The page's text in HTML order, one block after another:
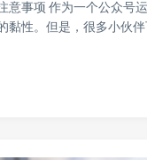
事项 作为一个公众号
性。但是，很多小伙